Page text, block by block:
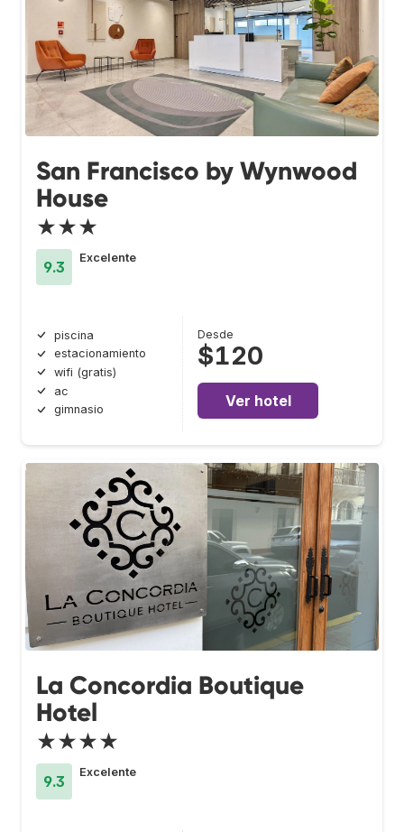
San Francisco by Wynwood
House
★★★
9.3
Excelente
piscina
estacionamiento
wifi (gratis)
ac
gimnasio
Desde
$120
Ver hotel
La Concordia Boutique
Hotel
★★★★
9.3
Excelente